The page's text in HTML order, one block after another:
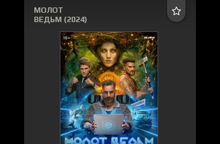
МОЛОТ
ВЕДЬМ (2024)